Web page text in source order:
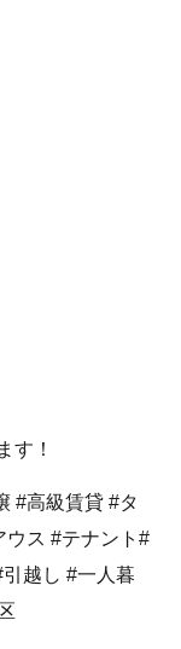
す！
#高級賃貸 #タ
ウス #テナント#
越し #一人暮